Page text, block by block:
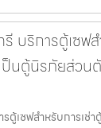
บริการตู้เซฟ
ป็นตู้นิรภัยส่วน
ตู้เซฟสำหรับการเช่า